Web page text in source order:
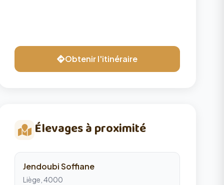
Obtenir l'itinéraire
Élevages à proximité
Jendoubi Soffiane
Liège, 4000